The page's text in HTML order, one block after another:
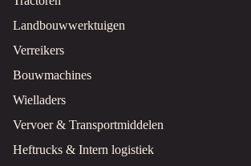
Landbouwwerktuigen
Verreikers
Bouwmachines
Wielladers
Vervoer & Transportmiddelen
Heftrucks & Intern logistiek